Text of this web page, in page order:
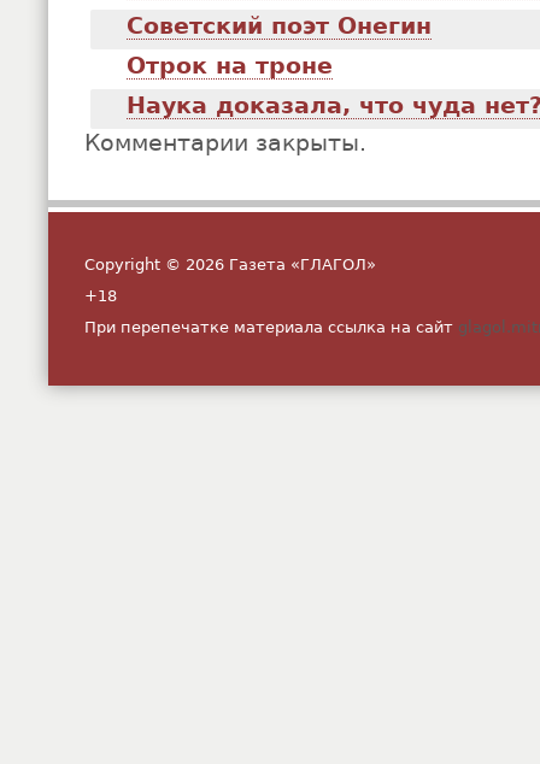
Советский поэт Онегин
Отрок на троне
Наука доказала, что чуда
Комментарии закрыты.
Copyright © 2026 Газета «ГЛАГОЛ»
+18
При перепечатке материала ссылка на сайт